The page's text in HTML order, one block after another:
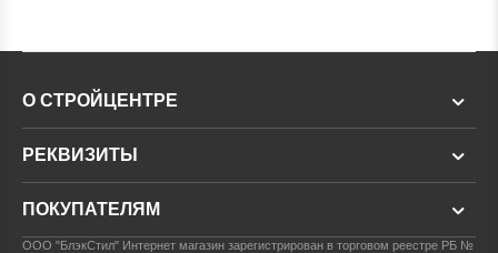
О СТРОЙЦЕНТРЕ
РЕКВИЗИТЫ
ПОКУПАТЕЛЯМ
ООО "БлэкСтил" Интернет магазин зарегистрирован в торговом реестре РБ №